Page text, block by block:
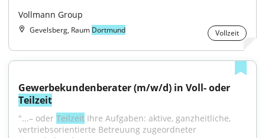
Vollmann Group
Gevelsberg, Raum Dortmund Vollzeit
Teilzeit
"...– oder Teilzeit Ihre Aufgaben: aktive, ganzheitliche,
vertriebsorientierte Betreuung zugeordneter